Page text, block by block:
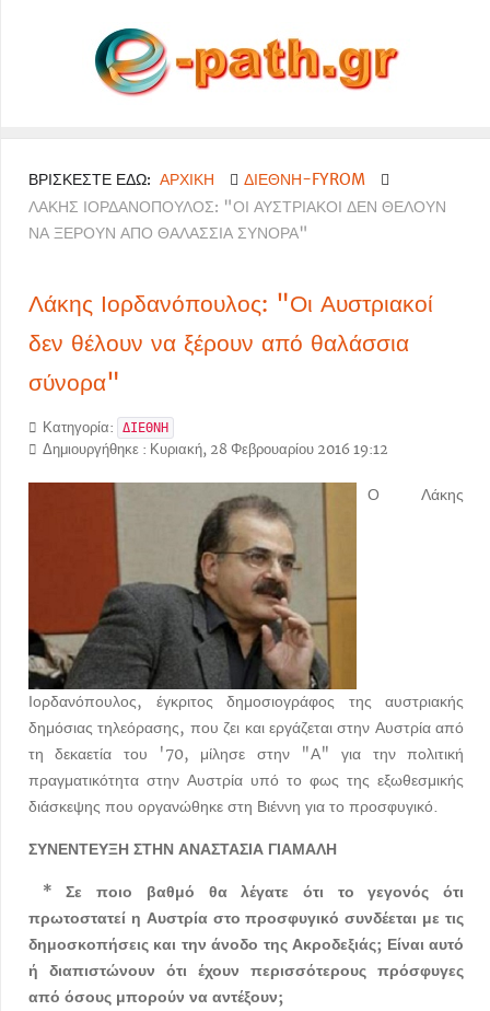
ΒΡΊΣΚΕΣΤΕ ΕΔΏ: ΑΡΧΙΚΉ
ΔΙΕΘΝΗ-FYROM
ΛΆΚΗΣ ΙΟΡΔΑΝΌΠΟΥΛΟΣ: "ΟΙ ΑΥΣΤΡΙΑΚΟΊ ΔΕΝ ΘΈΛΟΥΝ
ΝΑ ΞΈΡΟΥΝ ΑΠΌ ΘΑΛΆΣΣΙΑ ΣΎΝΟΡΑ"
Λάκης Ιορδανόπουλος: "Οι Αυστριακοί
δεν θέλουν να ξέρουν από θαλάσσια
σύνορα"
Κατηγορία: ΔΙΕΘΝΗ
Δημιουργήθηκε : Κυριακή, 28 Φεβρουαρίου 2016 19:12
Ο Λάκης
Ιορδανόπουλος, έγκριτος δημοσιογράφος της αυστριακής
δημόσιας τηλεόρασης, που ζει και εργάζεται στην Αυστρία από
τη δεκαετία του '70, μίλησε στην "Α" για την πολιτική
πραγματικότητα στην Αυστρία υπό το φως της εξωθεσμικής
διάσκεψης που οργανώθηκε στη Βιέννη για το προσφυγικό.
ΣΥΝΕΝΤΕΥΞΗ ΣΤΗΝ ΑΝΑΣΤΑΣΙΑ ΓΙΑΜΑΛΗ
* Σε ποιο βαθμό θα λέγατε ότι το γεγονός ότι
πρωτοστατεί η Αυστρία στο προσφυγικό συνδέεται με τις
δημοσκοπήσεις και την άνοδο της Ακροδεξιάς; Είναι αυτό
ή διαπιστώνουν ότι έχουν περισσότερους πρόσφυγες
από όσους μπορούν να αντέξουν;